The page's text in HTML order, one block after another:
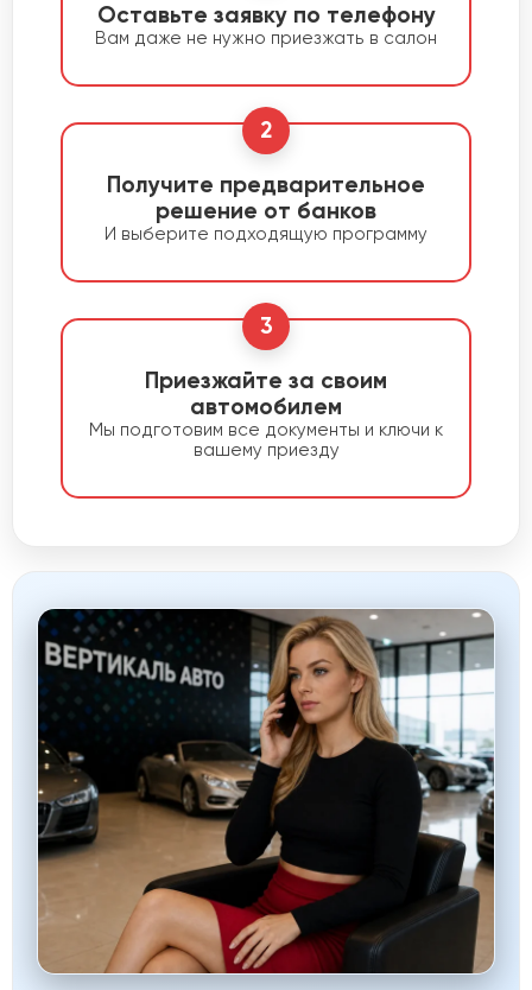
Оставьте заявку по телефону
Вам даже не нужно приезжать в салон
2
Получите предварительное
решение от банков
И выберите подходящую программу
3
Приезжайте за своим
автомобилем
Мы подготовим все документы и ключи к
вашему приезду